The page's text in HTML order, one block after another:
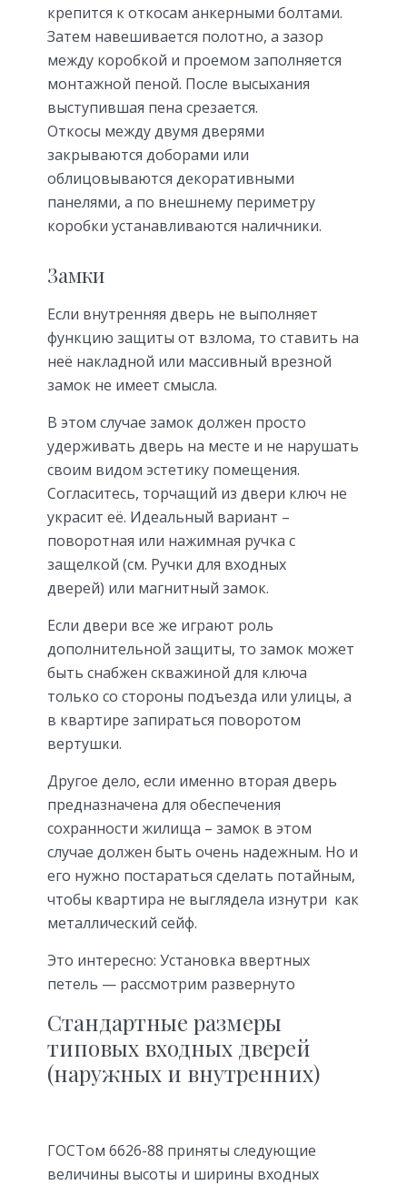
крепится к откосам анкерными болтами.
Затем навешивается полотно, а зазор
между коробкой и проемом заполняется
монтажной пеной. После высыхания
выступившая пена срезается.
Откосы между двумя дверями
закрываются доборами или
облицовываются декоративными
панелями, а по внешнему периметру
коробки устанавливаются наличники.
Замки
Если внутренняя дверь не выполняет
функцию защиты от взлома, то ставить на
неё накладной или массивный врезной
замок не имеет смысла.
В этом случае замок должен просто
удерживать дверь на месте и не нарушать
своим видом эстетику помещения.
Согласитесь, торчащий из двери ключ не
украсит её. Идеальный вариант –
поворотная или нажимная ручка с
защелкой (см. Ручки для входных
дверей) или магнитный замок.
Если двери все же играют роль
дополнительной защиты, то замок может
быть снабжен скважиной для ключа
только со стороны подъезда или улицы, а
в квартире запираться поворотом
вертушки.
Другое дело, если именно вторая дверь
предназначена для обеспечения
сохранности жилища – замок в этом
случае должен быть очень надежным. Но и
его нужно постараться сделать потайным,
чтобы квартира не выглядела изнутри как
металлический сейф.
Это интересно: Установка ввертных
петель — рассмотрим развернуто
Стандартные размеры
типовых входных дверей
(наружных и внутренних)
ГОСТом 6626-88 приняты следующие
величины высоты и ширины входных